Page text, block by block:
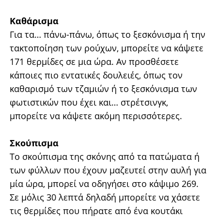
Καθάρισμα
Για τα… πάνω-πάνω, όπως το ξεσκόνισμα ή την
τακτοποίηση των ρούχων, μπορείτε να κάψετε
171 θερμίδες σε μια ώρα. Αν προσθέσετε
κάποιες πιο εντατικές δουλειές, όπως τον
καθαρισμό των τζαμιών ή το ξεσκόνισμα των
φωτιστικών που έχει και… στρέτσινγκ,
μπορείτε να κάψετε ακόμη περισσότερες.
Σκούπισμα
Το σκούπισμα της σκόνης από τα πατώματα ή
των φύλλων που έχουν μαζευτεί στην αυλή για
μία ώρα, μπορεί να οδηγήσει στο κάψιμο 269.
Σε μόλις 30 λεπτά δηλαδή μπορείτε να χάσετε
τις θερμίδες που πήρατε από ένα κουτάκι